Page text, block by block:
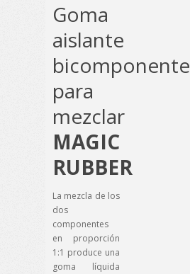
Goma
aislante
bicomponente
para
mezclar
MAGIC
RUBBER
La mezcla de los
dos
componentes
en proporción
1:1 produce una
goma líquida